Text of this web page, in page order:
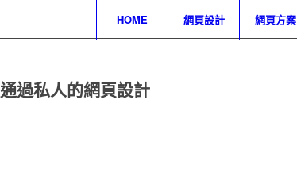
HOME 網頁設計 網頁方案
過私人的網頁設計